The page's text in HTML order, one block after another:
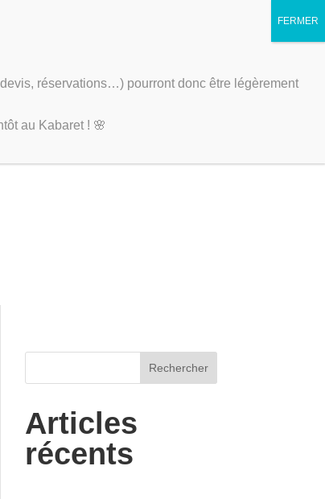
NOTRE BROCHURE
Rechercher
Articles
récents
réservations…) pourront donc être légèrement
au Kabaret ! 🌸